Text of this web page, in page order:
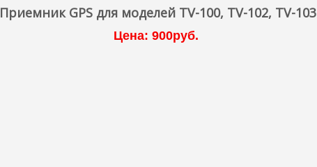
Приемник GPS для моделей TV-100, TV-102, TV-103
Цена: 900руб.